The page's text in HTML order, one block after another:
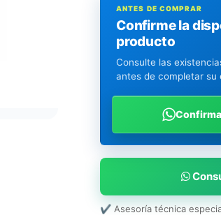
ANTES DE COMPRAR
Confirme la
producto
Consulte las
antes de completar su
✔ Asesoría técnica